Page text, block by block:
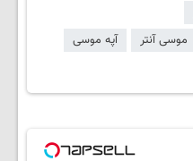
موسی آنتر
آپه موسی